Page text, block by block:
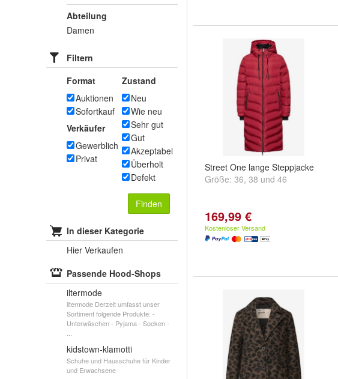
Abteilung
Damen
Filtern
Format
Auktionen
Sofortkauf
Verkäufer
Gewerblich
Privat
Zustand
Neu
Wie neu
Sehr gut
Gut
Akzeptabel
Überholt
Defekt
Finden
In dieser Kategorie
Hier Verkaufen
Passende Hood-Shops
iltermode
iltermode Derzeit umfasst unser
Sortiment folgende Produkte: -
Unterwäschen - Pyjama - Socken -
kidstown-klamotti
Schuhe und Hausschuhe für Kinder
und Erwachsene
Street One lange Steppjacke
Größe: 36, 38 und 46
169,99 €
Kostenloser Versand